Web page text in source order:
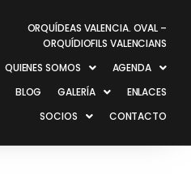
ORQUÍDEAS VALENCIA. OVAL –
ORQUÍDIOFILS VALENCIANS
QUIENES SOMOS
AGENDA
BLOG
GALERÍA
ENLACES
SOCIOS
CONTACTO